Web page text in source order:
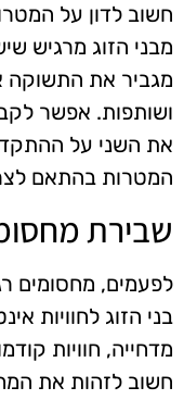
חשוב לדון על
מבני הזוג מרגיש
מגביר את התשוקה
ושותפות. אפשר
את השני על
המטרות בהתאם
שבירת
לפעמים, מחסומים
בני הזוג לחוויות
מדחייה, חוויות
חשוב לזהות את